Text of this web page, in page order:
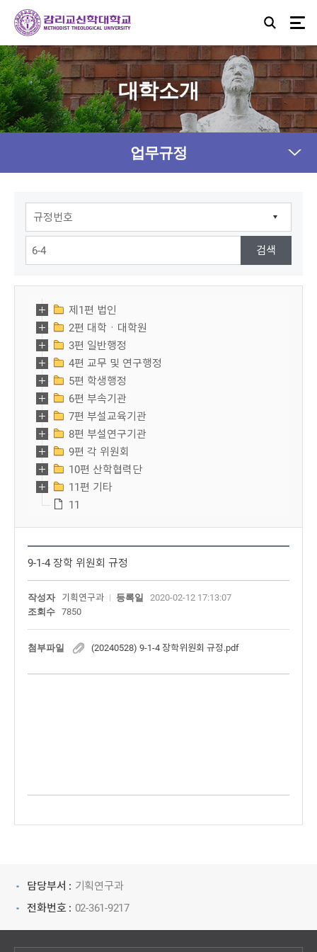
대학소개
업무규정
제1편 법인
2편 대학ㆍ대학원
3편 일반행정
4편 교무 및 연구행정
5편 학생행정
6편 부속기관
7편 부설교육기관
8편 부설연구기관
9편 각 위원회
10편 산학협력단
11편 기타
11
9-1-4 장학 위원회 규정
작성자 기획연구과 등록일
2020-02-12 17:13:07
조회수
7850
첨부파일 (20240528) 9-1-4 장학위원회 규정.pdf
담당부서 : 기획연구과
전화번호 : 02-361-9217